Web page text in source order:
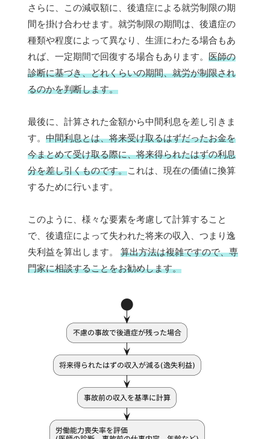
さらに、この減収額に、後遺症による就労制限の期
間を掛け合わせます。就労制限の期間は、後遺症の
種類や程度によって異なり、生涯にわたる場合もあ
れば、一定期間で回復する場合もあります。 医師の
診断に基づき、どれくらいの期間、就労が制限され
るのかを判断します。
最後に、計算された金額から中間利息を差し引きま
す。 中間利息とは、将来受け取るはずだったお金を
今まとめて受け取る際に、将来得られたはずの利息
分を差し引くものです。これは、現在の価値に換算
するために行います。
このように、様々な要素を考慮して計算すること
で、後遺症によって失われた将来の収入、つまり逸
失利益を算出します。 算出方法は複雑ですので、専
門家に相談することをお勧めします。